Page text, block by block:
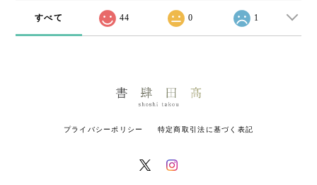
すべて 44 0 1
プライバシーポリシー 特定商取引法に基づく表記